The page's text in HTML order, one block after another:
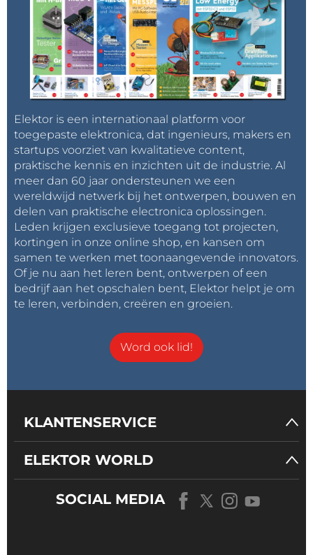
Elektor is een internationaal platform voor
toegepaste elektronica, dat ingenieurs, makers en
startups voorziet van kwalitatieve content,
praktische kennis en inzichten uit de industrie. Al
meer dan 60 jaar ondersteunen we een
wereldwijd netwerk bij het ontwerpen, bouwen en
delen van praktische electronica oplossingen.
Leden krijgen exclusieve toegang tot projecten,
kortingen in onze online shop, en kansen om
samen te werken met toonaangevende innovators.
Of je nu aan het leren bent, ontwerpen of een
bedrijf aan het opschalen bent, Elektor helpt je om
te leren, verbinden, creëren en groeien.
Word ook lid!
KLANTENSERVICE
ELEKTOR WORLD
SOCIAL MEDIA